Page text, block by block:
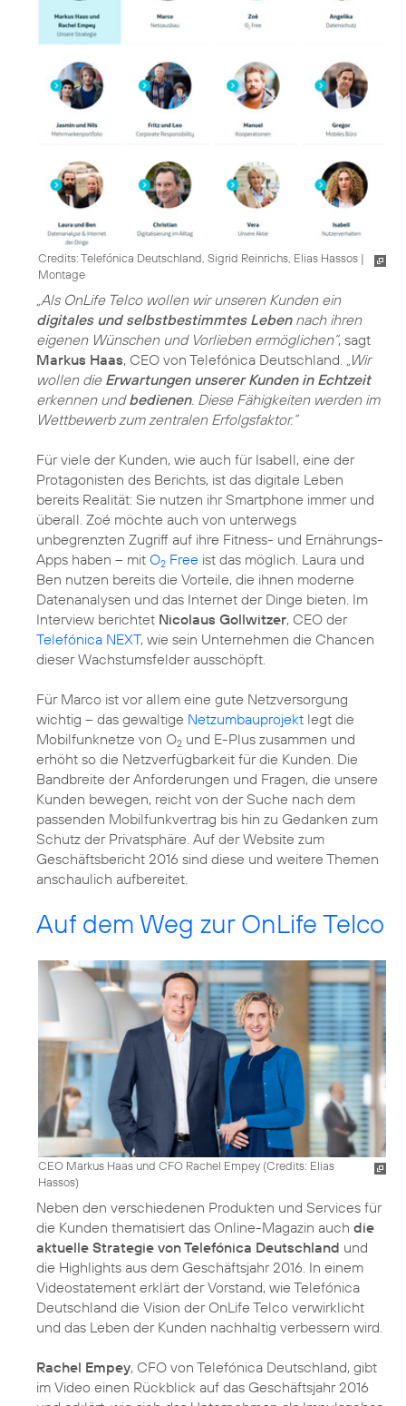
Credits: Telefónica Deutschland, Sigrid Reinrichs, Elias Hassos |
Montage
„Als OnLife Telco wollen wir unseren Kunden ein
digitales und selbstbestimmtes Lebennach ihren
eigenen Wünschen und Vorlieben ermöglichen“, sagt
Markus Haas, CEO von Telefónica Deutschland. „Wir
wollen die Erwartungen unserer Kunden in Echtzeit
erkennen undbedienen. Diese Fähigkeiten werden im
Wettbewerb zum zentralen Erfolgsfaktor.“
Für viele der Kunden, wie auch für Isabell, eine der
Protagonisten des Berichts, ist das digitale Leben
bereits Realität: Sie nutzen ihr Smartphone immer und
überall. Zoé möchte auch von unterwegs
unbegrenzten Zugriff auf ihre Fitness- und Ernährungs-
Apps haben – mit O2 Free ist das möglich. Laura und
Ben nutzen bereits die Vorteile, die ihnen moderne
Datenanalysen und das Internet der Dinge bieten. Im
Interview berichtet Nicolaus Gollwitzer, CEO der
Telefónica NEXT, wie sein Unternehmen die Chancen
dieser Wachstumsfelder ausschöpft.
Für Marco ist vor allem eine gute Netzversorgung
wichtig – das gewaltige Netzumbauprojekt legt die
Mobilfunknetze von O2 und E-Plus zusammen und
erhöht so die Netzverfügbarkeit für die Kunden. Die
Bandbreite der Anforderungen und Fragen, die unsere
Kunden bewegen, reicht von der Suche nach dem
passenden Mobilfunkvertrag bis hin zu Gedanken zum
Schutz der Privatsphäre. Auf der Website zum
Geschäftsbericht 2016 sind diese und weitere Themen
anschaulich aufbereitet.
Auf dem Weg zur OnLife Telco
CEO Markus Haas und CFO Rachel Empey (Credits: Elias
Hassos)
Neben den verschiedenen Produkten und Services für
die Kunden thematisiert das Online-Magazin auch die
aktuelle Strategie von Telefónica Deutschland und
die Highlights aus dem Geschäftsjahr 2016. In einem
Videostatement erklärt der Vorstand, wie Telefónica
Deutschland die Vision der OnLife Telco verwirklicht
und das Leben der Kunden nachhaltig verbessern wird.
Rachel Empey, CFO von Telefónica Deutschland, gibt
im Video einen Rückblick auf das Geschäftsjahr 2016